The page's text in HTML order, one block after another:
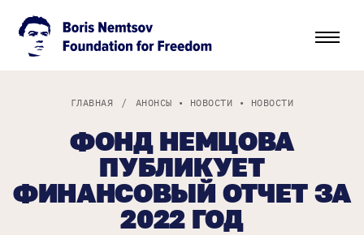
ГЛАВНАЯ / АНОНСЫ • НОВОСТИ • НОВОСТИ
ФОНД НЕМЦОВА
ПУБЛИКУЕТ
ФИНАНСОВЫЙ ОТЧЕТ ЗА
2022 ГОД